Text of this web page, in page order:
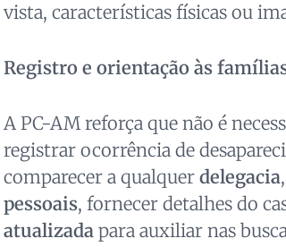
vista, características físicas ou
Registro e orientação às
A PC-AM reforça que não é
registrar ocorrência de
comparecer a qualquer delegacia
pessoais, fornecer detalhes do
atualizadapara auxiliar nas